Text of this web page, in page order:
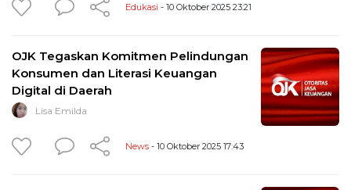
Edukasi - 10 Oktober 2025 23:21
OJK Tegaskan Komitmen Pelindungan
Konsumen dan Literasi Keuangan
Digital di Daerah
Lisa Emilda
News - 10 Oktober 2025 17:43